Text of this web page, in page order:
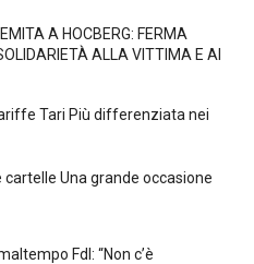
A HÖCBERG: FERMA
ALLA VITTIMA E AI
Tari Più differenziata nei
Una grande occasione
FdI: “Non c’è